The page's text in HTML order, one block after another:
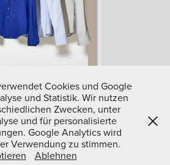
↑ Back to Top
by Adobe Portfolio
Cookies und Google
und Statistik. Wir nutzen
Zwecken, unter
und für personalisierte
Google Analytics wird
Verwendung zu stimmen.
Ablehnen